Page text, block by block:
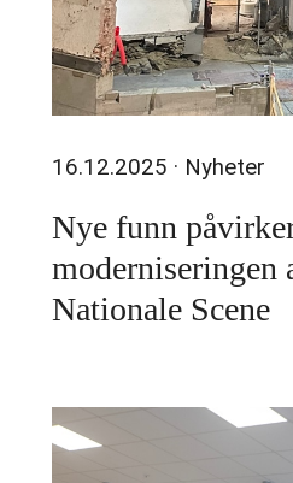
16.12.2025 · Nyheter
Nye funn
moderniseringen
Nationale Scene